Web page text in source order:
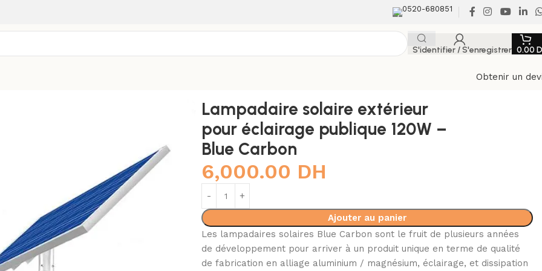
0520-680851
S'identifier / S'enregistrer 0.00
Obtenir un
Lampadaire solaire extérieur
pour éclairage publique 120W –
Blue Carbon
6,000.00 DH
Ajouter au panier
Les lampadaires solaires Blue Carbon sont le fruit de plusieurs années
de développement pour arriver à un produit unique en terme de qualité
de fabrication en alliage aluminium / magnésium, éclairage, et dissipation